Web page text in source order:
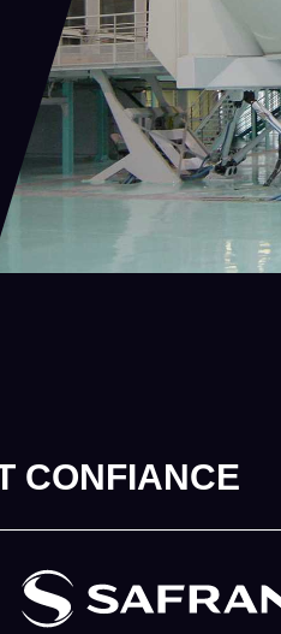
CONFIANCE